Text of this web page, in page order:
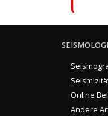
Online
Andere